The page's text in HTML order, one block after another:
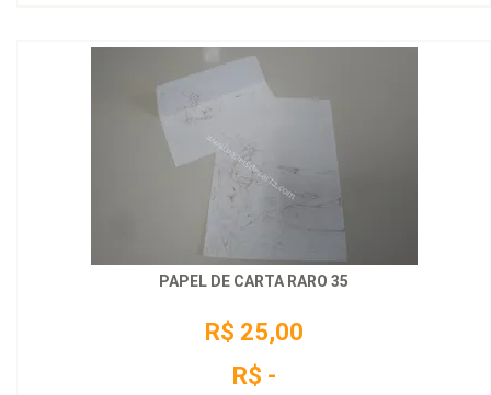
PAPEL DE CARTA RARO 35
R$ 25,00
R$ -